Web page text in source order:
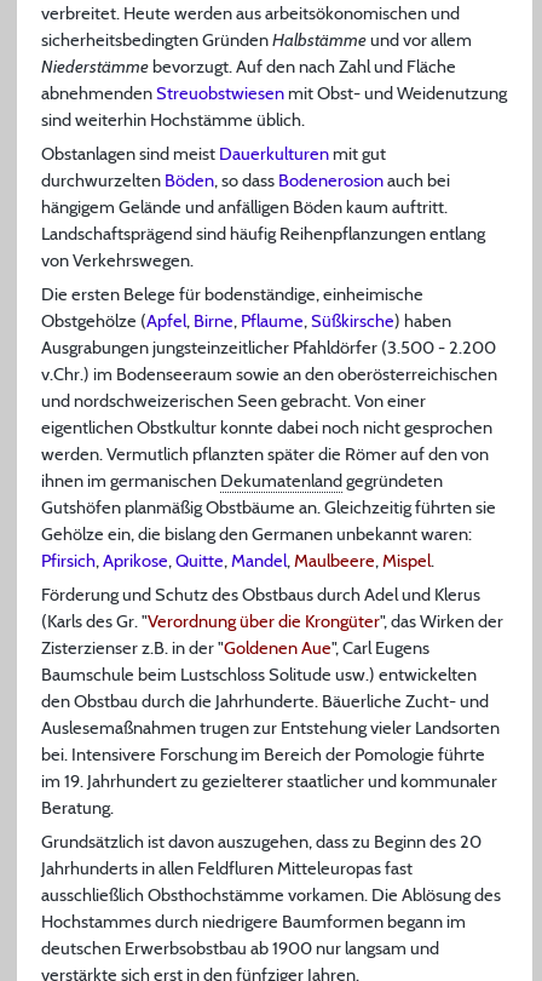
verbreitet. Heute werden aus arbeitsökonomischen und
sicherheitsbedingten GründenHalbstämmeund vor allem
Niederstämmebevorzugt. Auf den nach Zahl und Fläche
abnehmendenStreuobstwiesenmit Obst- und Weidenutzung
sind weiterhin Hochstämme üblich.
Obstanlagen sind meist Dauerkulturenmit gut
durchwurzelten Böden, so dass Bodenerosionauch bei
hängigem Gelände und anfälligen Böden kaum auftritt.
Landschaftsprägend sind häufig Reihenpflanzungen entlang
von Verkehrswegen.
Die ersten Belege für bodenständige, einheimische
Obstgehölze (Apfel, Birne, Pflaume,Süßkirsche) haben
Ausgrabungen jungsteinzeitlicher Pfahldörfer (3.500 - 2.200
v.Chr.) im Bodenseeraum sowie an den oberösterreichischen
und nordschweizerischen Seen gebracht. Von einer
eigentlichen Obstkultur konnte dabei noch nicht gesprochen
werden. Vermutlich pflanzten später die Römer auf den von
ihnen im germanischen Dekumatenlandgegründeten
Gutshöfen planmäßig Obstbäume an. Gleichzeitig führten sie
Gehölze ein, die bislang den Germanen unbekannt waren:
Pfirsich,Aprikose,Quitte,Mandel,Maulbeere,Mispel.
Förderung und Schutz des Obstbaus durch Adel und Klerus
(Karls des Gr. "Verordnung über die Krongüter", das Wirken der
Zisterzienser z.B. in der "Goldenen Aue", Carl Eugens
Baumschule beim Lustschloss Solitude usw.) entwickelten
den Obstbau durch die Jahrhunderte. Bäuerliche Zucht- und
Auslesemaßnahmen trugen zur Entstehung vieler Landsorten
bei. Intensivere Forschung im Bereich der Pomologie führte
im 19. Jahrhundert zu gezielterer staatlicher und kommunaler
Beratung.
Grundsätzlich ist davon auszugehen, dass zu Beginn des 20
Jahrhunderts in allen Feldfluren Mitteleuropas fast
ausschließlich Obsthochstämme vorkamen. Die Ablösung des
Hochstammes durch niedrigere Baumformen begann im
deutschen Erwerbsobstbau ab 1900 nur langsam und
verstärkte sich erst in den fünfziger Jahren.